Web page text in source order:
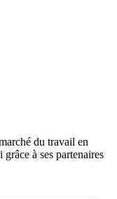
du travail en
à ses partenaires